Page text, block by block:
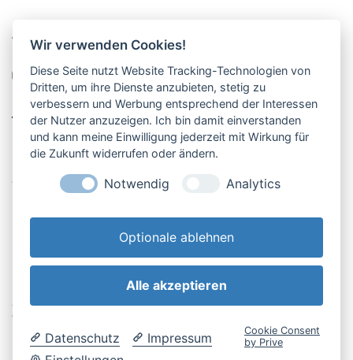
Pucher Straße 10, Fürstenfeldbruck
08141-12269
shop@englschalk.de
Öffnungszeiten
Anfahrt & Kontakt
Retouren-Portal
AGB & Kundeninfo
Widerrufsbelehrung
Datenschutzerklärung
Wir verwenden Cookies!
Diese Seite nutzt Website Tracking-Technologien von
Dritten, um ihre Dienste anzubieten, stetig zu
verbessern und Werbung entsprechend der Interessen
der Nutzer anzuzeigen. Ich bin damit einverstanden
und kann meine Einwilligung jederzeit mit Wirkung für
die Zukunft widerrufen oder ändern.
Notwendig Analytics
Optionale ablehnen
Alle akzeptieren
Datenschutz
Impressum
Cookie Consent
by Prive